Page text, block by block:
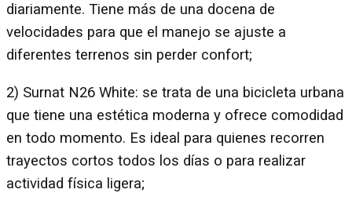
diariamente. Tiene más de una docena de
velocidades para que el manejo se ajuste a
diferentes terrenos sin perder confort;
2) Surnat N26 White: se trata de una bicicleta urbana
que tiene una estética moderna y ofrece comodidad
en todo momento. Es ideal para quienes recorren
trayectos cortos todos los días o para realizar
actividad física ligera;